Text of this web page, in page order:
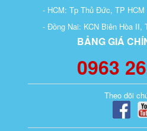
- HCM: Tp Thủ Đức, TP HCM
- Đồng Nai: KCN Biên Hòa II,
BẢNG GIÁ
0963
Theo dõi